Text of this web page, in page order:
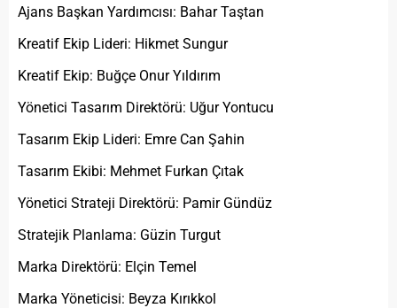
Ajans Başkan Yardımcısı: Bahar Taştan
Kreatif Ekip Lideri: Hikmet Sungur
Kreatif Ekip: Buğçe Onur Yıldırım
Yönetici Tasarım Direktörü: Uğur Yontucu
Tasarım Ekip Lideri: Emre Can Şahin
Tasarım Ekibi: Mehmet Furkan Çıtak
Yönetici Strateji Direktörü: Pamir Gündüz
Stratejik Planlama: Güzin Turgut
Marka Direktörü: Elçin Temel
Marka Yöneticisi: Beyza Kırıkkol